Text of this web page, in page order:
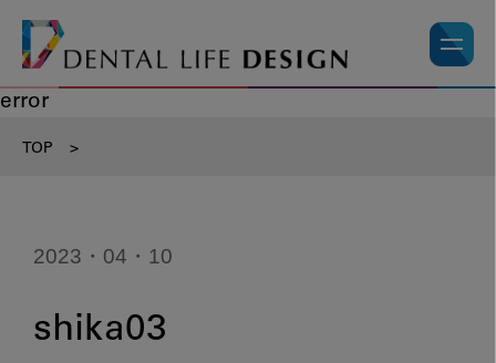
error
TOP >
2023・04・10
shika03